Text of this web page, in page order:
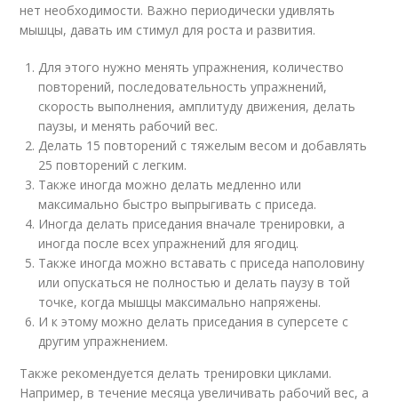
нет необходимости. Важно периодически удивлять
мышцы, давать им стимул для роста и развития.
Для этого нужно менять упражнения, количество
повторений, последовательность упражнений,
скорость выполнения, амплитуду движения, делать
паузы, и менять рабочий вес.
Делать 15 повторений с тяжелым весом и добавлять
25 повторений с легким.
Также иногда можно делать медленно или
максимально быстро выпрыгивать с приседа.
Иногда делать приседания вначале тренировки, а
иногда после всех упражнений для ягодиц.
Также иногда можно вставать с приседа наполовину
или опускаться не полностью и делать паузу в той
точке, когда мышцы максимально напряжены.
И к этому можно делать приседания в суперсете с
другим упражнением.
Также рекомендуется делать тренировки циклами.
Например, в течение месяца увеличивать рабочий вес, а